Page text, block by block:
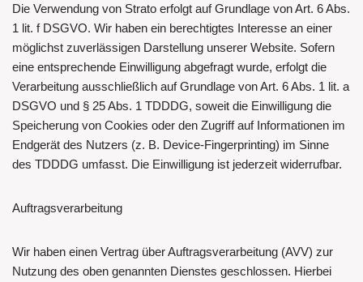
Die Verwendung von Strato erfolgt auf Grundlage von Art. 6 Abs.
1 lit. f DSGVO. Wir haben ein berechtigtes Interesse an einer
möglichst zuverlässigen Darstellung unserer Website. Sofern
eine entsprechende Einwilligung abgefragt wurde, erfolgt die
Verarbeitung ausschließlich auf Grundlage von Art. 6 Abs. 1 lit. a
DSGVO und § 25 Abs. 1 TDDDG, soweit die Einwilligung die
Speicherung von Cookies oder den Zugriff auf Informationen im
Endgerät des Nutzers (z. B. Device-Fingerprinting) im Sinne
des TDDDG umfasst. Die Einwilligung ist jederzeit widerrufbar.
Auftragsverarbeitung
Wir haben einen Vertrag über Auftragsverarbeitung (AVV) zur
Nutzung des oben genannten Dienstes geschlossen. Hierbei